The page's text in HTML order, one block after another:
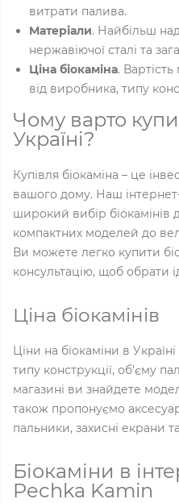
витрати палива.
Матеріали. Найбільш
нержавіючої сталі та
Ціна біокаміна.
від виробника, типу
Чому варто
Україні?
Купівля біокаміна – це
вашого дому. Наш
широкий вибір біокамінів
компактних моделей до
Ви можете легко купити
консультацію, щоб обрати
Ціна біокамінів
Ціни на біокаміни в
типу конструкції, об'єму
магазині ви знайдете
також пропонуємо
пальники, захисні екрани
Біокаміни в
Pechka Kamin